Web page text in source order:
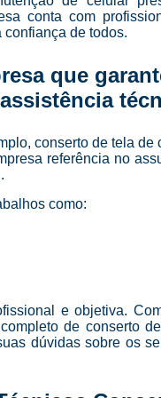
Curso
Curso
conta com
confiança de todos.
que
conserto de tela
referência no
como:
e objetiva.
de conserto
dúvidas sobre os